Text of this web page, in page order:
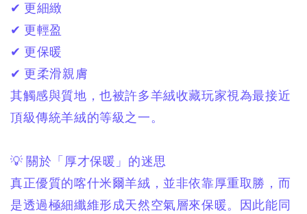
✔ 更細緻
✔ 更輕盈
✔ 更保暖
✔ 更柔滑親膚
其觸感與質地，也被許多羊絨收藏玩家視為最接近
頂級傳統羊絨的等級之一。
💡 關於「厚才保暖」的迷思
真正優質的喀什米爾羊絨， 並非依靠厚重取勝， 而
是透過極細纖維形成天然空氣層來保暖。
因此能同